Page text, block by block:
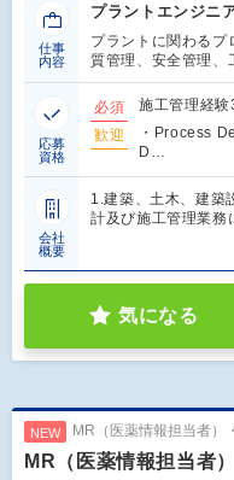
仕事
内容
プラントエンジニ
プラントに関わるプ
質管理、安全管理、
応募
資格
必須
施工管理経
歓迎
・Process
D…
会社
概要
1.建築、土木、建築
計及び施工管理業
気になる
NEW MR（医薬情報担当者）
MR（医薬情報担当者）